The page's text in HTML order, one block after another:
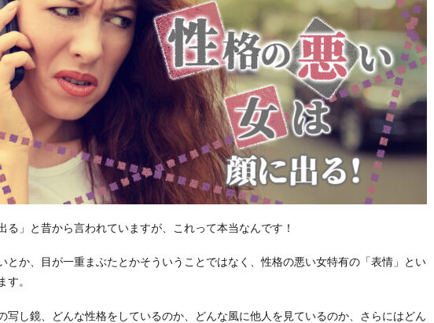
る」と昔から言われていますが、これって本当なんです！
とか、目が一重まぶたとかそういうことではなく、性格の悪い女特有の「表情」とい
す。
写し鏡、どんな性格をしているのか、どんな風に他人を見ているのか、さらにはどん